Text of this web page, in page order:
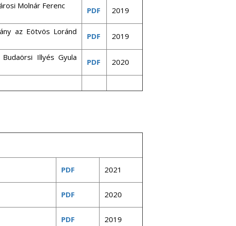
Molnár Ferenc
PDF 2019
az Eötvös Loránd
PDF 2019
Illyés Gyula
PDF 2020
PDF 2021
PDF 2020
PDF 2019